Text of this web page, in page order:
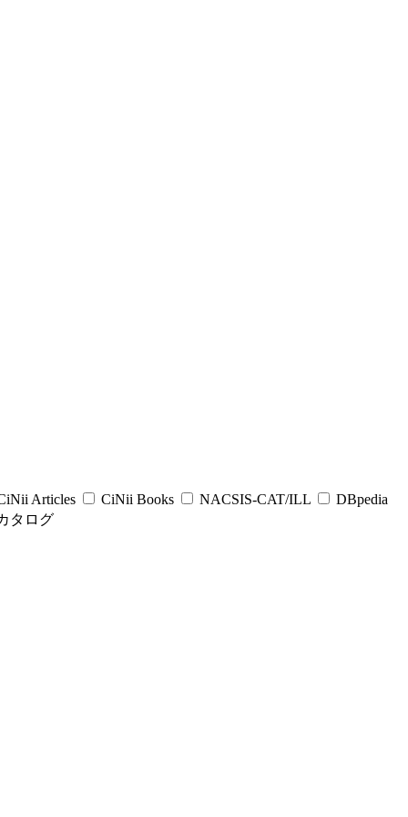
Articles CiNii Books NACSIS-CAT/ILL
DBpedia
タログ